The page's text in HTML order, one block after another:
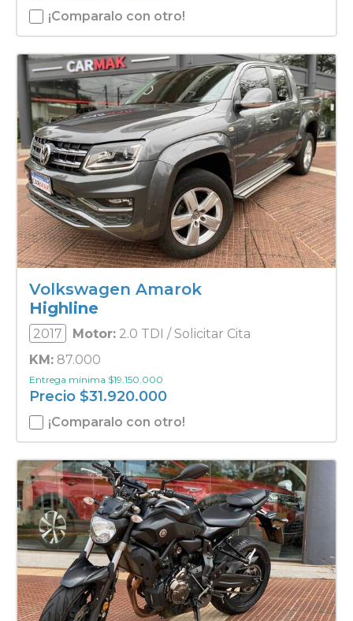
¡Comparalo con otro!
Volkswagen Amarok
Highline
2017 Motor: 2.0 TDI / Solicitar Cita
KM: 87.000
Entrega mínima $19.150.000
Precio $31.920.000
¡Comparalo con otro!